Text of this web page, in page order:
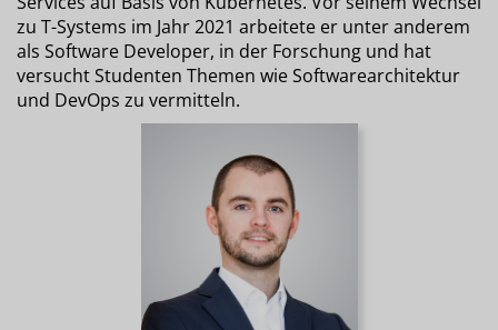
zu T-Systems im Jahr 2021 arbeitete er unter anderem
als Software Developer, in der Forschung und hat
versucht Studenten Themen wie Softwarearchitektur
und DevOps zu vermitteln.